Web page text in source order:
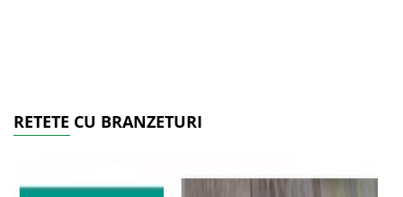
RETETE CU BRANZETURI